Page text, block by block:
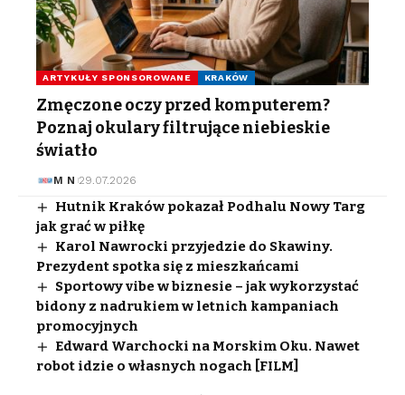
ARTYKUŁY SPONSOROWANE KRAKÓW
Zmęczone oczy przed komputerem?
Poznaj okulary filtrujące niebieskie
światło
M N 29.07.2026
Hutnik Kraków pokazał Podhalu Nowy Targ
jak grać w piłkę
Karol Nawrocki przyjedzie do Skawiny.
Prezydent spotka się z mieszkańcami
Sportowy vibe w biznesie – jak wykorzystać
bidony z nadrukiem w letnich kampaniach
promocyjnych
Edward Warchocki na Morskim Oku. Nawet
robot idzie o własnych nogach [FILM]